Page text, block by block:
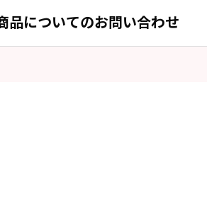
品についてのお問い合わせ